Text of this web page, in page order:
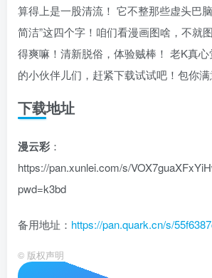
算得上是一股清流！ 它不整那些虚头巴
简洁”这四个字！咱们看漫画图啥，不就
得爽嘛！清新脱俗，体验贼棒！ 老K真
的小伙伴儿们，赶紧下载试试吧！包你满
下载地址
漫云彩 ：
https://pan.xunlei.com/s/
pwd=k3bd
备用地址： https://pan.quark.cn/s/
© 版权声明